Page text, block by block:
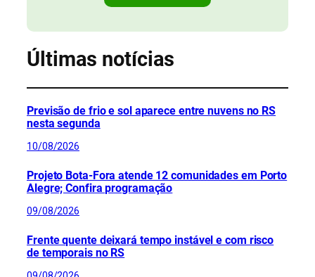
Últimas notícias
Previsão de frio e sol aparece entre nuvens no RS
nesta segunda
10/08/2026
Projeto Bota-Fora atende 12 comunidades em Porto
Alegre; Confira programação
09/08/2026
Frente quente deixará tempo instável e com risco
de temporais no RS